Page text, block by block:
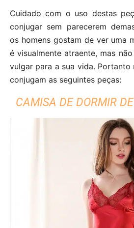
Cuidado com o uso destas
conjugar sem parecerem
os homens gostam de ver uma
é visualmente atraente, mas
vulgar para a sua vida. Portanto
conjugam as seguintes peças:
CAMISA DE DORMIR